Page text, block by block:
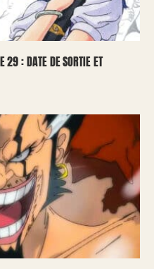
29 : DATE DE SORTIE ET